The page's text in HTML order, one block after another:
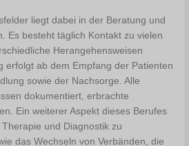
liegt dabei in der Beratung und
Es besteht täglich Kontakt zu vielen
Herangehensweisen
erfolgt ab dem Empfang der Patienten
sowie der Nachsorge. Alle
dokumentiert, erbrachte
Ein weiterer Aspekt dieses Berufes
Therapie und Diagnostik zu
das Wechseln von Verbänden, die